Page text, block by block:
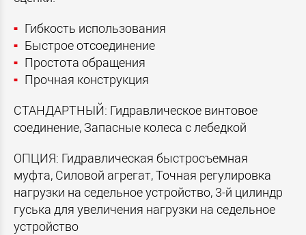
Гибкость использования
Быстрое отсоединение
Простота обращения
Прочная конструкция
СТАНДАРТНЫЙ: Гидравлическое винтовое
соединение, Запасные колеса с лебедкой
ОПЦИЯ: Гидравлическая быстросъемная
муфта, Силовой агрегат, Точная регулировка
нагрузки на седельное устройство, 3-й цилиндр
гуська для увеличения нагрузки на седельное
устройство